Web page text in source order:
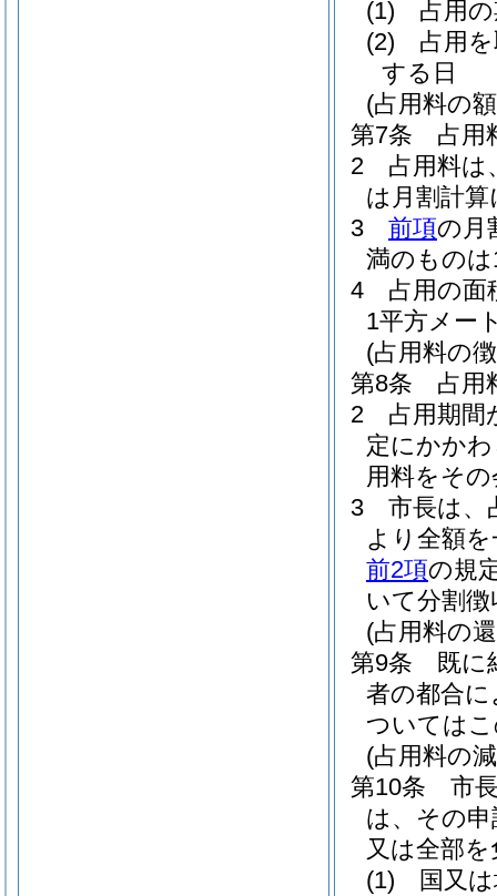
(1)
占用
(2)
占用
する日
(占用料の
第7条
占用
2
占用料は
は月割計
3
前項の月
満のもの
4
占用の面
1平方メー
(占用料の
第8条
占用
2
占用期間
定にかか
用料をそ
3
市長は、
より全額
前2項の規
いて分割
(占用料の
第9条
既に
者の都合
ついては
(占用料の
第10条
市
は、その
又は全部
(1)
国又